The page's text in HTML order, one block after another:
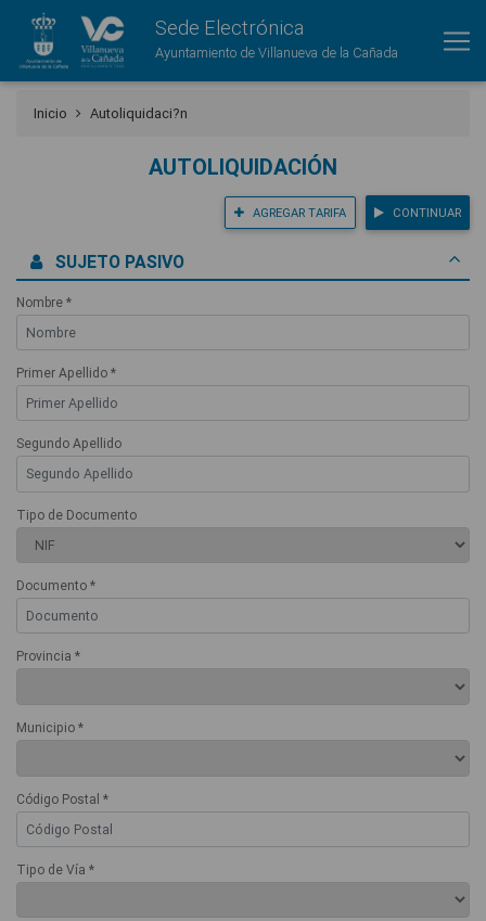
Sede Electrónica
Ayuntamiento de Villanueva de la Cañada
Inicio Autoliquidaci?n
AUTOLIQUIDACIÓN
AGREGAR TARIFA CONTINUAR
SUJETO PASIVO
Nombre *
Primer Apellido *
Segundo Apellido
Tipo de Documento
Documento *
Provincia *
Municipio *
Código Postal *
Tipo de Vía *